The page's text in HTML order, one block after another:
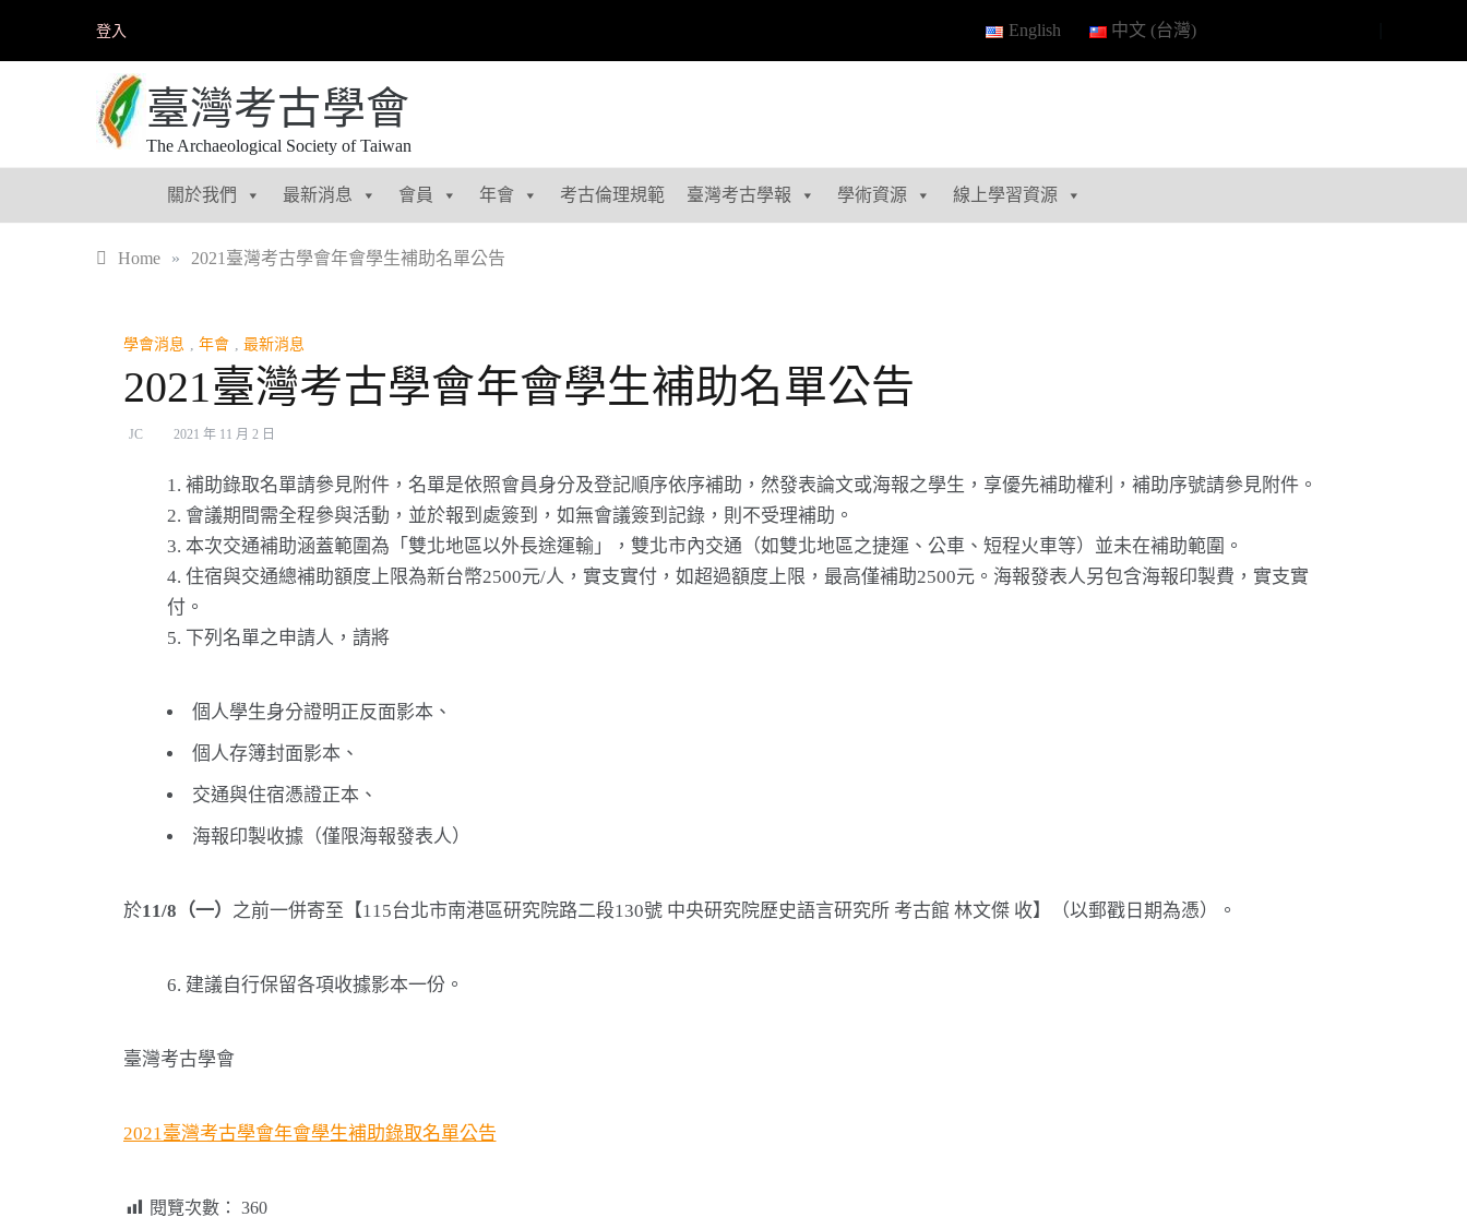
content
登入 English 中文 (台灣)
臺灣考古學會
The Archaeological Society of Taiwan
關於我們 最新消息 會員 年會 考古倫理規範 臺灣考古學報 學術資源 線上學習資源
Home » 2021臺灣考古學會年會學生補助名單公告
學會消息 年會 最新消息
2021臺灣考古學會年會學生補助名單公告
JC 2021 年 11 月 2 日
補助錄取名單請參見附件，名單是依照會員身分及登記順序依序補助，然發表論文或海報之學生，享優先補助權利，補助序號請參見附件。
會議期間需全程參與活動，並於報到處簽到，如無會議簽到記錄，則不受理補助。
本次交通補助涵蓋範圍為「雙北地區以外長途運輸」，雙北市內交通（如雙北地區之捷運、公車、短程火車等）並未在補助範圍。
住宿與交通總補助額度上限為新台幣2500元/人，實支實付，如超過額度上限，最高僅補助2500元。海報發表人另包含海報印製費，實支實
付。
下列名單之申請人，請將
個人學生身分證明正反面影本、
個人存簿封面影本、
交通與住宿憑證正本、
海報印製收據（僅限海報發表人）
於11/8（一） 之前一併寄至【115台北市南港區研究院路二段130號 中央研究院歷史語言研究所 考古館 林文傑 收】（以郵戳日期為憑）。
建議自行保留各項收據影本一份。
臺灣考古學會
2021臺灣考古學會年會學生補助錄取名單公告
閱覽次數： 360